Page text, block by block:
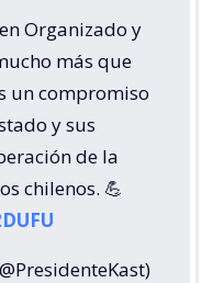
Organizado y
más que
un compromiso
y sus
de la
chilenos. 💪